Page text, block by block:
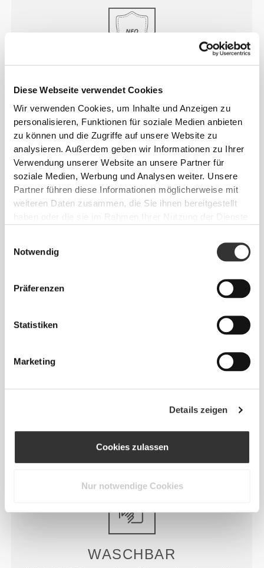
Diese Webseite verwendet Cookies
Wir verwenden Cookies, um Inhalte und Anzeigen zu
personalisieren, Funktionen für soziale Medien anbieten
zu können und die Zugriffe auf unsere Website zu
analysieren. Außerdem geben wir Informationen zu Ihrer
Verwendung unserer Website an unsere Partner für
soziale Medien, Werbung und Analysen weiter. Unsere
Partner führen diese Informationen möglicherweise mit
weiteren Daten zusammen, die Sie ihnen bereitgestellt
Notwendig
Präferenzen
Statistiken
Marketing
Details zeigen
Cookies zulassen
Nur notwendige Cookies
Superbequeme, widerstandsfähige und sehr weiche
NeoSuede-Schlappen, die sich im Gegensatz zu
echtem Leder in der Nähe des Wassers wie zu
Hause fühlen.
Alle unsere Schlappen verfügen über glatte,
Füße an Ort und Stelle bleiben und durch eine
insgesamt wolkenartige Polsterung für mehr
BEWEGUNG
bessere Flexibilität der Schlappen, was zu
WASCHBAR